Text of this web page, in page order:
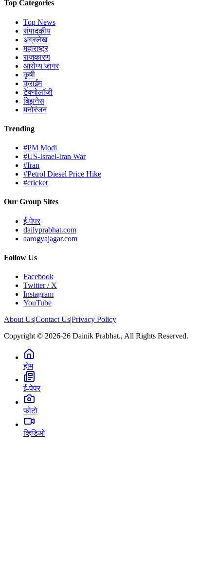
Top Categories
Top News
संपादकीय
अग्रलेख
महाराष्ट्र
राजकारण
आरोग्य जागर
कृषी
क्राईम
टेक्नोलॉजी
बिझनेस
मनोरंजन
Trending
#PM Modi
#US-Israel-Iran War
#Iran
#Petrol Diesel Price Hike
#cricket
Our Group Sites
ई-पेपर
dailyprabhat.com
aarogyajagar.com
Follow Us
Facebook
Twitter / X
Instagram
YouTube
About Us|Contact Us|Privacy Policy
Copyright © 2026-26 Dainik Prabhat., All Rights Reserved.
होम
ई-पेपर
फोटो
व्हिडिओ